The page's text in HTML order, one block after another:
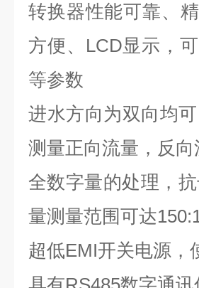
转换器性能可靠、
方便、 LCD显示，
等参数
进水方向为双向均
测量正向流量，反向
全数字量的处理，
量测量范围可达
超低EMI开关电源，